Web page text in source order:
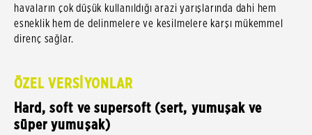
havaların çok düşük kullanıldığı arazi yarışlarında dahi hem
esneklik hem de delinmelere ve kesilmelere karşı mükemmel
direnç sağlar.
ÖZEL VERSİYONLAR
Hard, soft ve supersoft (sert, yumuşak ve
süper yumuşak)